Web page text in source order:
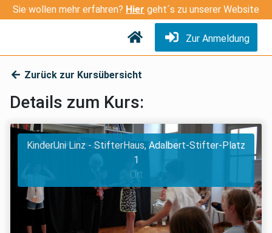
Sie wollen mehr erfahren? Hier geht´s zu unserer Website
Zur Anmeldung
Zurück zur Kursübersicht
Details zum Kurs:
KinderUni Linz - StifterHaus, Adalbert-Stifter-Platz
1
Ort